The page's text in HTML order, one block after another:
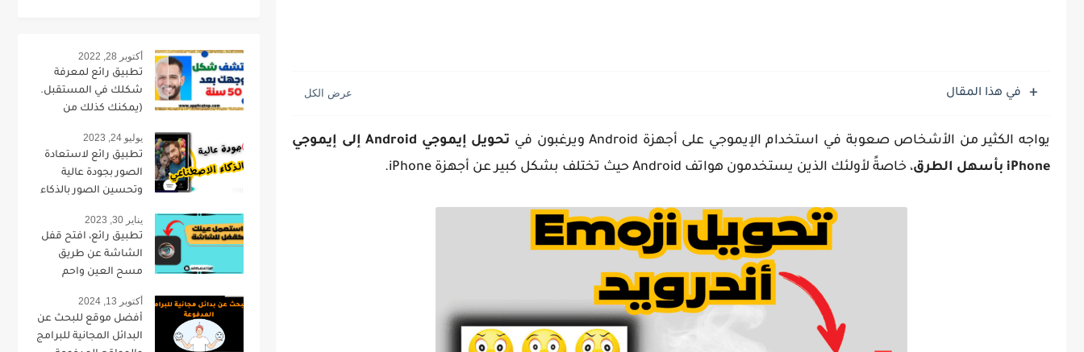
في هذا المقال
يواجه الكثير من الأشخاص صعوبة في استخدام الإيموجي على أجهزة Android ويرغبون في
تحويل إيموجي Android إلى إيموجي
iPhone بأسهل الطرق
، خاصةً لأولئك الذين يستخدمون هواتف Android حيث تختلف بشكل كبير عن أجهزة iPhone.
أكتوبر 28, 2022
تطبيق رائع لمعرفة
شكلك في المستقبل.
(يمكنك كذلك من
يوليو 24, 2023
تطبيق رائع لاستعادة
الصور بجودة عالية
وتحسين الصور بالذكاء
يناير 30, 2023
تطبيق رائع، افتح قفل
الشاشة عن طريق
مسح العين واحم
أكتوبر 13, 2024
أفضل موقع للبحث عن
البدائل المجانية للبرامج